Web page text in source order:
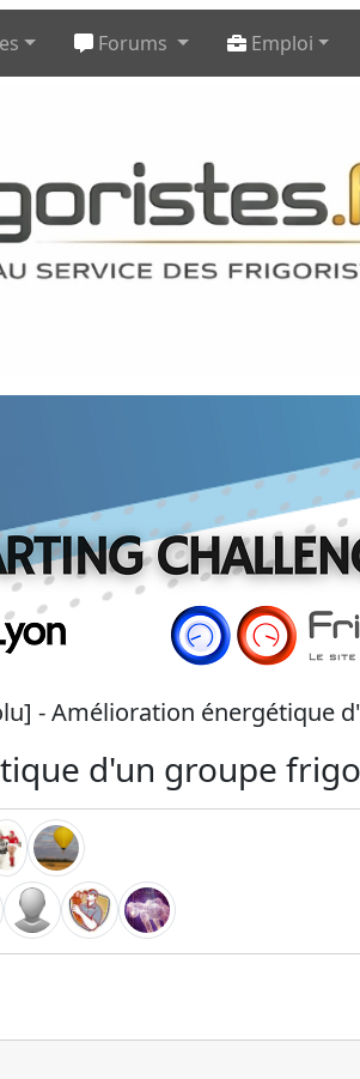
Forums Emploi
- Amélioration énergétique
d'un groupe